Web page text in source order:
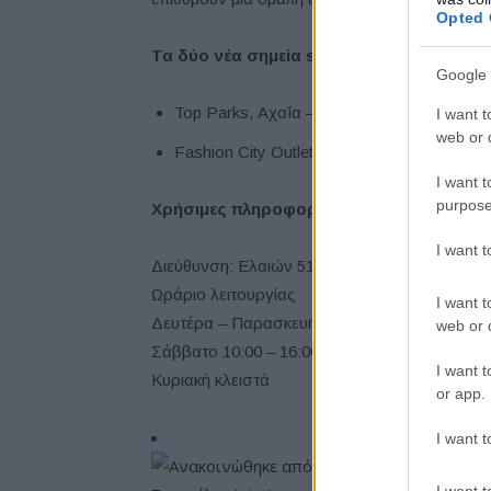
Opted
Google
I want
web or
I want
I want
I want
web or
I want
or app.
I want
Τα δύο νέα σημεία self-serve είναι τα εξής:
Top Parks, Αχαΐα – λειτουργία από 1 έως
Fashion City Outlet, Λάρισα – λειτουργία
Χρήσιμες πληροφορίες για το νέο Tesla
Διεύθυνση: Ελαιών 51, Κηφισιά
Ωράριο λειτουργίας
Δευτέρα – Παρασκευή 10:00 – 20:00
Σάββατο 10:00 – 16:00
Κυριακή κλειστά